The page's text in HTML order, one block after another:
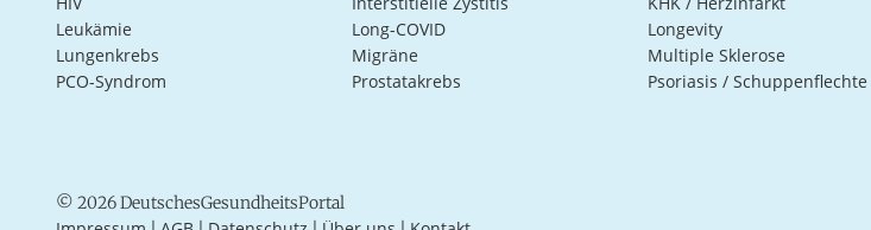
Leukämie
Long-COVID
Longevity
Lungenkrebs
Migräne
Multiple Sklerose
PCO-Syndrom
Prostatakrebs Psoriasis / Schuppenflechte
© 2026 DeutschesGesundheitsPortal